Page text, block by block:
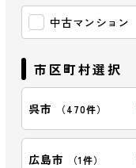
中古マンション
市区町村選択
呉市 （470件）
広島市 （1件）